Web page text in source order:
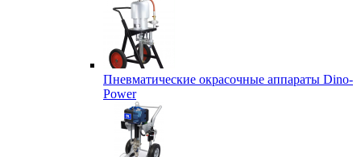
Пневматические окрасочные аппараты Dino-
Power